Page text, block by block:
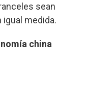
sean
igual medida.
china